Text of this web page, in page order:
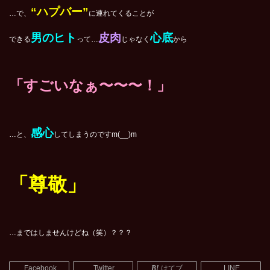
…で、 “ハプバー” に連れてくることが
できる男のヒト って…皮肉 じゃなく心底から
「すごいなぁ〜〜〜！」
…と、 感心してしまうのですm(__)m
「尊敬」
…まではしませんけどね（笑）？？？
Facebook Twitter はてブ LINE